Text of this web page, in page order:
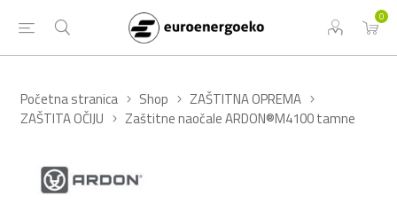
0
Početna stranica Shop
ZAŠTITNA OPREMA
ZAŠTITA OČIJU
Zaštitne naočale ARDON®M4100 tamne